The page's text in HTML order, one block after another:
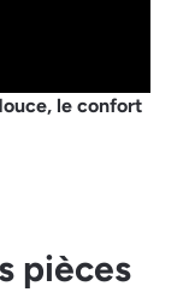
le confort
pièces